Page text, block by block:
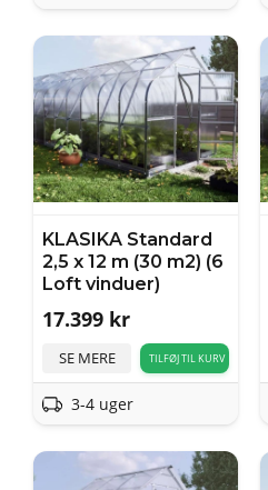
KLASIKA Standard
2,5 x 12 m (30 m2) (6
Loft vinduer)
17.399 kr
SE MERE TILFØJ TIL KURV
3-4 uger